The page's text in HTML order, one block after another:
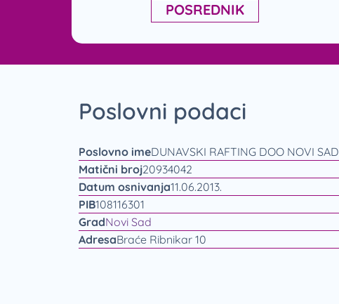
POSREDNIK
Poslovni podaci
Poslovno imeDUNAVSKI RAFTING DOO NOVI SAD
Matični broj20934042
Datum osnivanja11.06.2013.
PIB108116301
GradNovi Sad
AdresaBraće Ribnikar 10